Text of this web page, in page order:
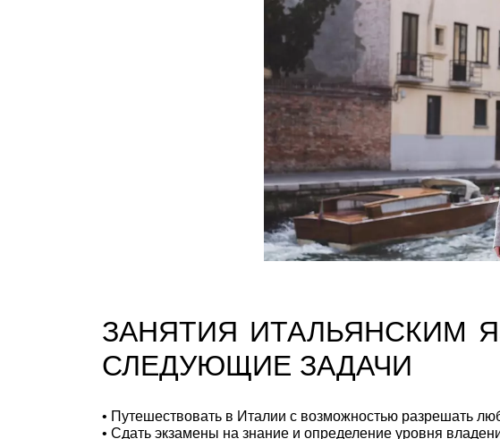
ЗАНЯТИЯ ИТАЛЬЯНСКИМ
СЛЕДУЮЩИЕ ЗАДАЧИ
• Путешествовать в Италии с возможностью разрешать
• Сдать экзамены на знание и определение уровня